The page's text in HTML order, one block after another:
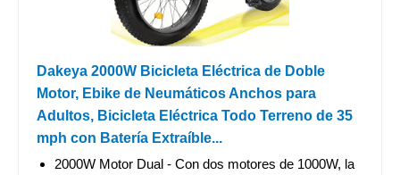
Dakeya 2000W Bicicleta Eléctrica de Doble
Motor, Ebike de Neumáticos Anchos para
Adultos, Bicicleta Eléctrica Todo Terreno de 35
mph con Batería Extraíble...
2000W Motor Dual - Con dos motores de 1000W, la